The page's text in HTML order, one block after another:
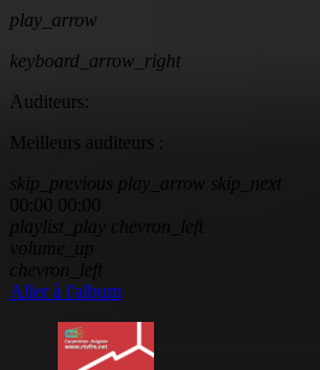
play_arrow
keyboard_arrow_right
Auditeurs:
Meilleurs auditeurs :
skip_previous play_arrow skip_next
00:00 00:00
Aller à l'album